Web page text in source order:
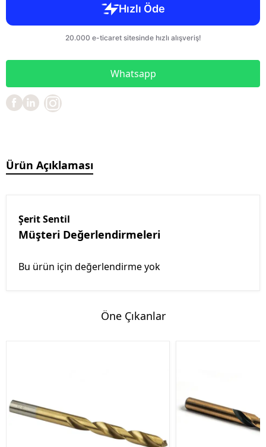
Whatsapp
Ürün Açıklaması
Şerit Sentil
Müşteri Değerlendirmeleri
Bu ürün için değerlendirme yok
Öne Çıkanlar